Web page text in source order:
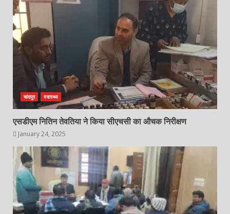
चांदपुर स्वास्थ्य
एसडीएम नितिन तेवतिया ने किया सीएचसी का औचक निरीक्षण
January 24, 2025